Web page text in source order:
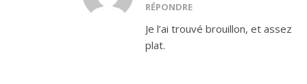
RÉPONDRE
Je l’ai trouvé brouillon, et assez
plat.